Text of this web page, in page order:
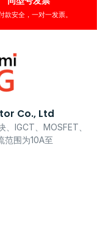
款安全，一对一发票。
Co., Ltd
IGCT、MOSFET、
范围为10A至